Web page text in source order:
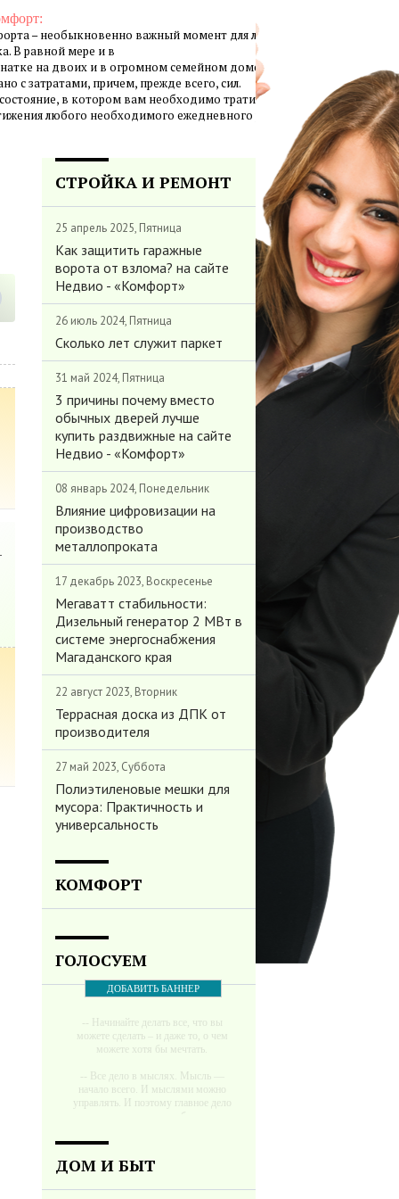
– необыкновенно важный момент для личной жизни
В равной мере и в
на двоих и в огромном семейном доме создание
с затратами, причем, прежде всего, сил.
в котором вам необходимо тратить минимум
любого необходимого ежедневного результата.
СТРОЙКА И РЕМОНТ
25 апрель 2025, Пятница
Как защитить гаражные
ворота от взлома? на сайте
Недвио - «Комфорт»
26 июль 2024, Пятница
Сколько лет служит паркет
31 май 2024, Пятница
3 причины почему вместо
обычных дверей лучше
купить раздвижные на сайте
Недвио - «Комфорт»
08 январь 2024, Понедельник
Влияние цифровизации на
производство
металлопроката
17 декабрь 2023, Воскресенье
Мегаватт стабильности:
Дизельный генератор 2 МВт в
системе энергоснабжения
Магаданского края
22 август 2023, Вторник
Террасная доска из ДПК от
производителя
27 май 2023, Суббота
Полиэтиленовые мешки для
мусора: Практичность и
универсальность
КОМФОРТ
ГОЛОСУЕМ
ДОБАВИТЬ БАННЕР
-- Начинайте делать все, что вы
можете сделать – и даже то, о чем
можете хотя бы мечтать.
-- Все дело в мыслях. Мысль —
начало всего. И мыслями можно
управлять. И поэтому главное дело
мечте. Живите той жизнью, которую
ДОМ И БЫТ